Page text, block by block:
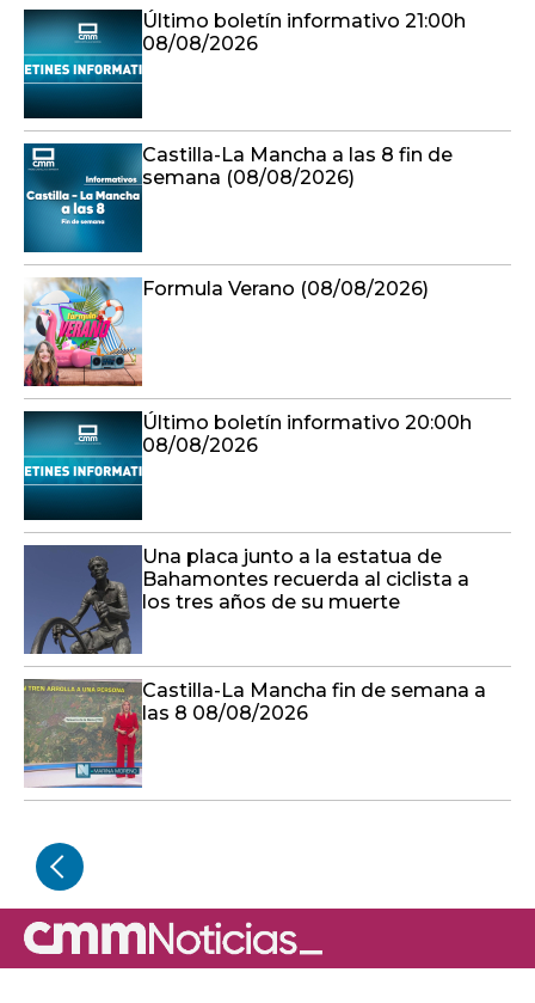
Último boletín informativo 21:00h
08/08/2026
Castilla-La Mancha a las 8 fin de
semana (08/08/2026)
Formula Verano (08/08/2026)
Último boletín informativo 20:00h
08/08/2026
Una placa junto a la estatua de
Bahamontes recuerda al ciclista a
los tres años de su muerte
Castilla-La Mancha fin de semana a
las 8 08/08/2026